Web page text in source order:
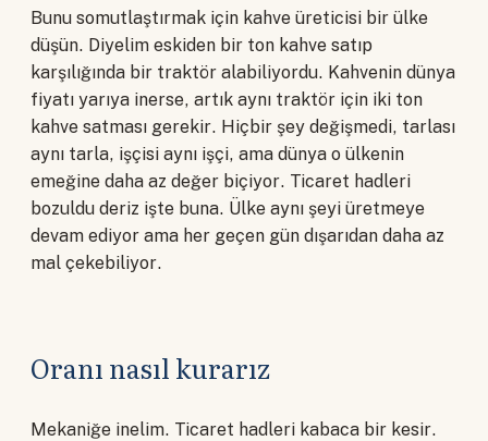
Bunu somutlaştırmak için kahve üreticisi bir ülke
düşün. Diyelim eskiden bir ton kahve satıp
karşılığında bir traktör alabiliyordu. Kahvenin dünya
fiyatı yarıya inerse, artık aynı traktör için iki ton
kahve satması gerekir. Hiçbir şey değişmedi, tarlası
aynı tarla, işçisi aynı işçi, ama dünya o ülkenin
emeğine daha az değer biçiyor. Ticaret hadleri
bozuldu deriz işte buna. Ülke aynı şeyi üretmeye
devam ediyor ama her geçen gün dışarıdan daha az
mal çekebiliyor.
Oranı nasıl kurarız
Mekaniğe inelim. Ticaret hadleri kabaca bir kesir.